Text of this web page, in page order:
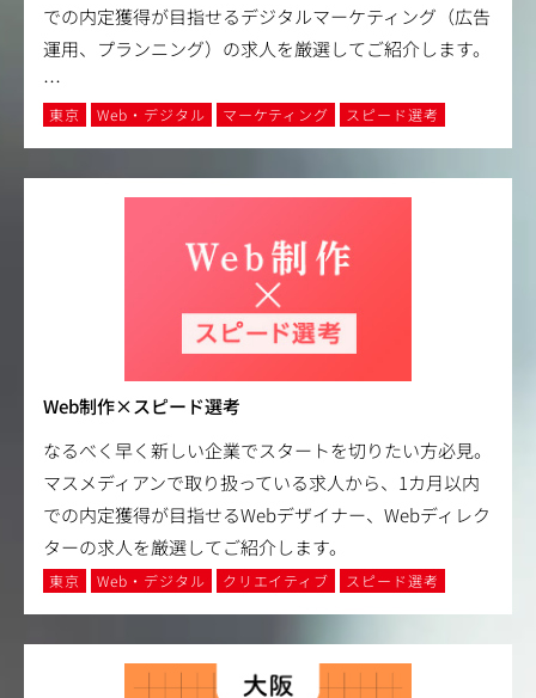
での内定獲得が目指せるデジタルマーケティング（広告
運用、プランニング）の求人を厳選してご紹介します。
…
東京 Web・デジタル マーケティング スピード選考
Web制作×スピード選考
なるべく早く新しい企業でスタートを切りたい方必見。
マスメディアンで取り扱っている求人から、1カ月以内
での内定獲得が目指せるWebデザイナー、Webディレク
ターの求人を厳選してご紹介します。
東京 Web・デジタル クリエイティブ スピード選考